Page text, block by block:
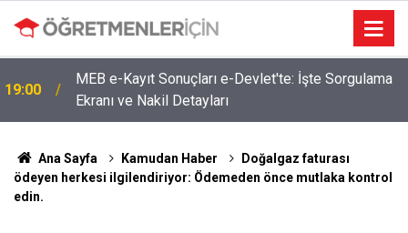
19:00
MEB e-Kayıt Sonuçları e-Devlet'te: İşte Sorgulama
Ekranı ve Nakil Detayları
Ana Sayfa Kamudan Haber
Doğalgaz faturası
ödeyen herkesi ilgilendiriyor: Ödemeden önce mutlaka kontrol
edin.